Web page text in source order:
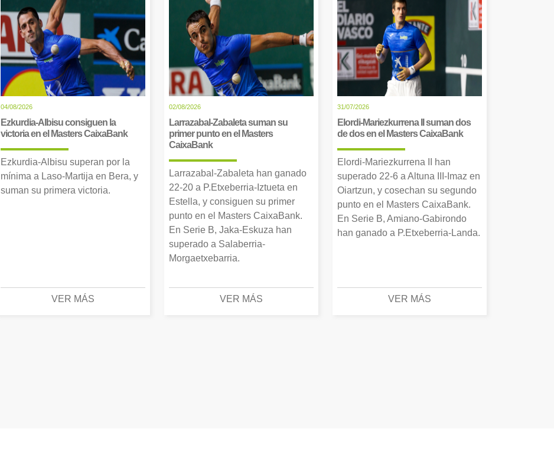
04/08/2026
Ezkurdia-Albisu consiguen la
victoria en el Masters CaixaBank
Ezkurdia-Albisu superan por la
mínima a Laso-Martija en Bera, y
suman su primera victoria.
VER MÁS
02/08/2026
Larrazabal-Zabaleta suman su
primer punto en el Masters
CaixaBank
Larrazabal-Zabaleta han ganado
22-20 a P.Etxeberria-Iztueta en
Estella, y consiguen su primer
punto en el Masters CaixaBank.
En Serie B, Jaka-Eskuza han
superado a Salaberria-
Morgaetxebarria.
VER MÁS
31/07/2026
Elordi-Mariezkurrena II suman dos
de dos en el Masters CaixaBank
Elordi-Mariezkurrena II han
superado 22-6 a Altuna III-Imaz en
Oiartzun, y cosechan su segundo
punto en el Masters CaixaBank.
En Serie B, Amiano-Gabirondo
han ganado a P.Etxeberria-Landa.
VER MÁS